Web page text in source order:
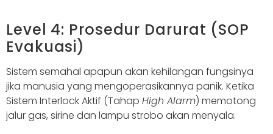
Level 4: Prosedur Darurat (SOP
Evakuasi)
Sistem semahal apapun akan kehilangan fungsinya
jika manusia yang mengoperasikannya panik. Ketika
Sistem Interlock Aktif (Tahap High Alarm) memotong
jalur gas, sirine dan lampu strobo akan menyala.